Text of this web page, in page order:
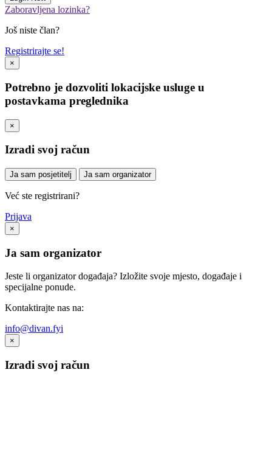
Zaboravljena lozinka?
Još niste član?
Registrirajte se!
×
Potrebno je dozvoliti lokacijske usluge u
postavkama preglednika
×
Izradi svoj račun
Ja sam posjetitelj Ja sam organizator
Već ste registrirani?
Prijava
×
Ja sam organizator
Jeste li organizator događaja? Izložite svoje mjesto, događaje i
specijalne ponude.
Kontaktirajte nas na:
info@divan.fyi
×
Izradi svoj račun